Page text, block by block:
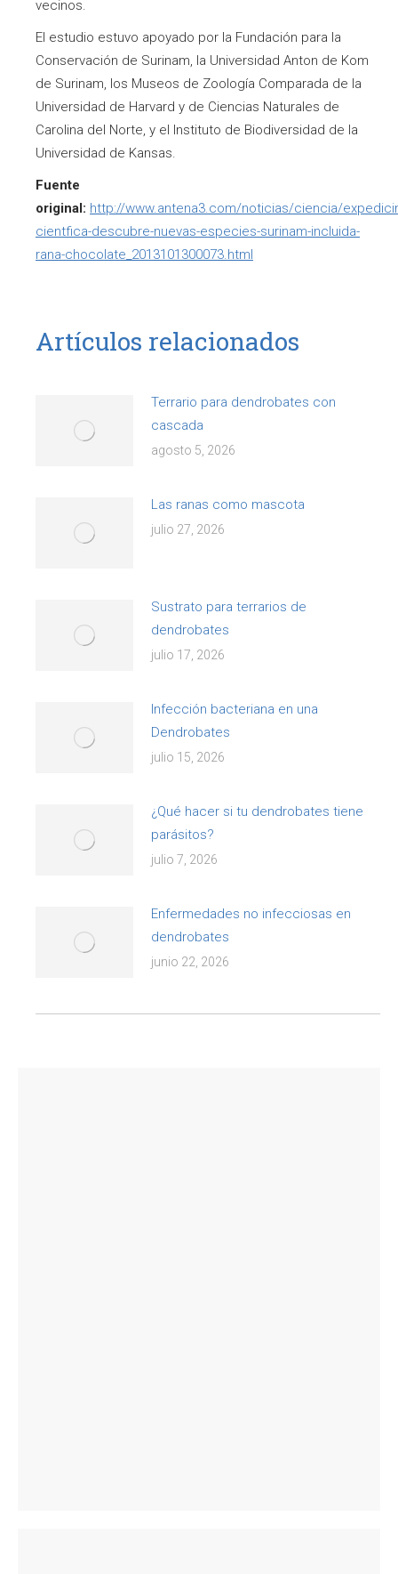
vecinos.
El estudio estuvo apoyado por la Fundación para la
Conservación de Surinam, la Universidad Anton de Kom
de Surinam, los Museos de Zoología Comparada de la
Universidad de Harvard y de Ciencias Naturales de
Carolina del Norte, y el Instituto de Biodiversidad de la
Universidad de Kansas.
Fuente
original: http://www.antena3.com/noticias/ciencia/
cientfica-descubre-nuevas-especies-surinam-incluida-
rana-chocolate_2013101300073.html
Artículos relacionados
Terrario para dendrobates con
cascada
agosto 5, 2026
Las ranas como mascota
julio 27, 2026
Sustrato para terrarios de
dendrobates
julio 17, 2026
Infección bacteriana en una
Dendrobates
julio 15, 2026
¿Qué hacer si tu dendrobates tiene
parásitos?
julio 7, 2026
Enfermedades no infecciosas en
dendrobates
junio 22, 2026